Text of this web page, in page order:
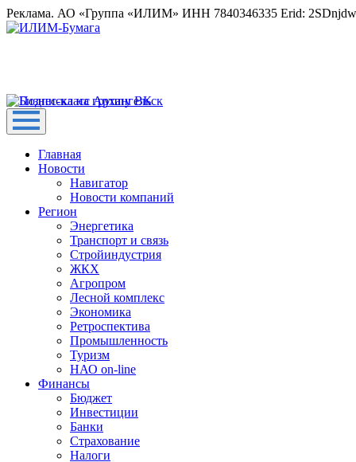
Реклама. АО «Группа «ИЛИМ» ИНН 7840346335 Erid:
Главная
Новости
Навигатор
Новости компаний
Регион
Энергетика
Транспорт и связь
Стройиндустрия
ЖКХ
Агропром
Лесной комплекс
Экономика
Ретроспектива
Промышленность
Туризм
НАО on-line
Финансы
Бюджет
Инвестиции
Банки
Страхование
Налоги